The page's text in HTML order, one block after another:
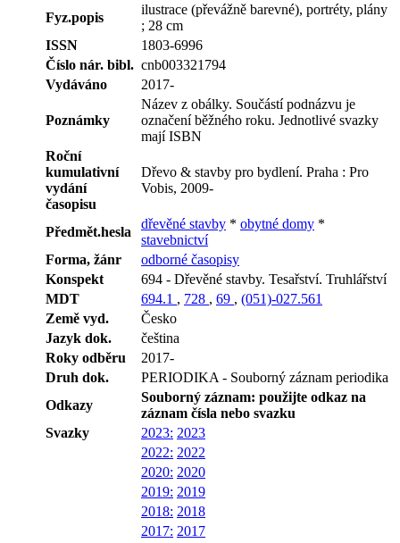
Fyz.popis
ilustrace (převážně barevné), portréty, plány
; 28 cm
ISSN
1803-6996
Číslo nár. bibl. cnb003321794
Vydáváno
2017-
Poznámky
Název z obálky. Součástí podnázvu je
označení běžného roku. Jednotlivé svazky
mají ISBN
Roční
kumulativní
vydání
časopisu
Dřevo & stavby pro bydlení. Praha : Pro
Vobis, 2009-
Předmět.hesla
dřevěné stavby * obytné domy *
stavebnictví
Forma, žánr
odborné časopisy
Konspekt
694 - Dřevěné stavby. Tesařství. Truhlářství
MDT
694.1 , 728 , 69 , (051)-027.561
Země vyd.
Česko
Jazyk dok.
čeština
Roky odběru
2017-
Druh dok.
PERIODIKA - Souborný záznam periodika
Odkazy
Souborný záznam: použijte odkaz na
záznam čísla nebo svazku
Svazky
2023: 2023
2022: 2022
2020: 2020
2019: 2019
2018: 2018
2017: 2017